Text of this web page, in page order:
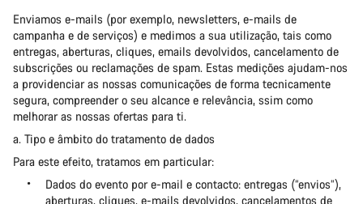
Enviamos e-mails (por exemplo, newsletters, e-mails de
campanha e de serviços) e medimos a sua utilização, tais como
entregas, aberturas, cliques, emails devolvidos, cancelamento de
subscrições ou reclamações de spam. Estas medições ajudam-nos
a providenciar as nossas comunicações de forma tecnicamente
segura, compreender o seu alcance e relevância, ssim como
melhorar as nossas ofertas para ti.
a. Tipo e âmbito do tratamento de dados
Para este efeito, tratamos em particular:
Dados do evento por e-mail e contacto: entregas (“envios”),
aberturas, cliques, e-mails devolvidos, cancelamentos de